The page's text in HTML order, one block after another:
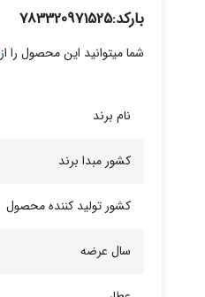
بارکد:783320971525
شما میتوانید این محصول را از
نام برند
کشور مبدا برند
کشور تولید کننده محصول
سال عرضه